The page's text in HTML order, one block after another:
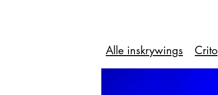
Alle inskrywings Crito